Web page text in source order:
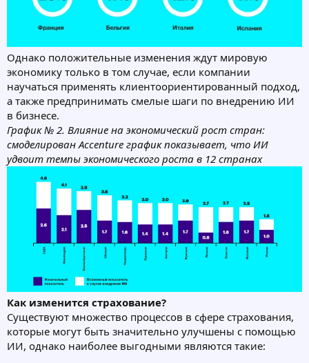
Однако положительные изменения ждут мировую
экономику только в том случае, если компании
научаться применять клиентоориентированный подход,
а также предпринимать смелые шаги по внедрению ИИ
в бизнесе.
График № 2. Влияние на экономический рост стран:
смоделирован Accenture график показывает, что ИИ
удвоит темпы экономического роста в 12 странах
Как изменится страхование?
Существуют множество процессов в сфере страхования,
которые могут быть значительно улучшены с помощью
ИИ, однако наиболее выгодными являются такие: